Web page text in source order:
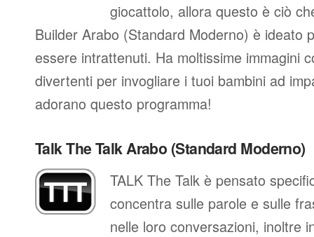
giocattolo, allora questo è ciò
Builder Arabo (Standard Moderno) è ideato
essere intrattenuti. Ha moltissime immagini
divertenti per invogliare i tuoi bambini ad
adorano questo programma!
Talk The Talk Arabo (Standard Moderno)
TALK The Talk è pensato
concentra sulle parole e sulle
nelle loro conversazioni, inoltre